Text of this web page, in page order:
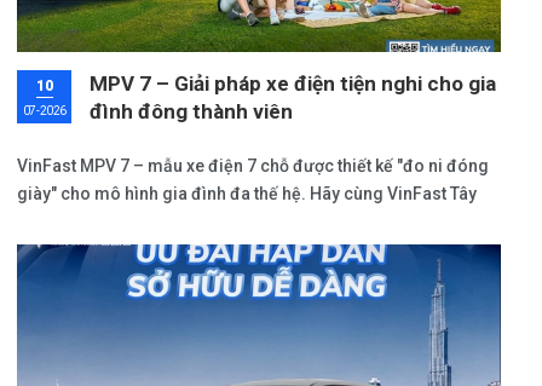
10
07-2026
MPV 7 – Giải pháp xe điện tiện nghi cho gia
đình đông thành viên
VinFast MPV 7 – mẫu xe điện 7 chỗ được thiết kế "đo ni đóng
giày" cho mô hình gia đình đa thế hệ. Hãy cùng VinFast Tây
đồng hành điểm 10 cho tổ ấm của bạn và cập nhật bảng giá
lăn bánh MPV 7 mới nhất.